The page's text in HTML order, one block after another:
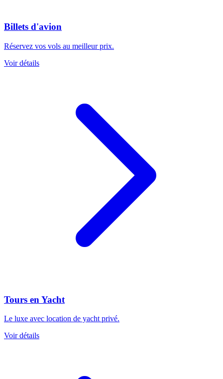
Billets d'avion
Réservez vos vols au meilleur prix.
Voir détails
Tours en Yacht
Le luxe avec location de yacht privé.
Voir détails